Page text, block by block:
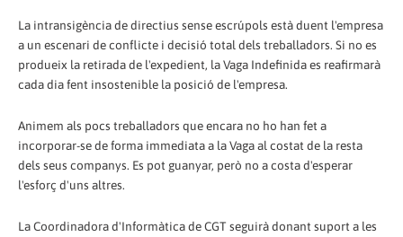
La intransigència de directius sense escrúpols està duent l'empresa
a un escenari de conflicte i decisió total dels treballadors. Si no es
produeix la retirada de l'expedient, la Vaga Indefinida es reafirmarà
cada dia fent insostenible la posició de l'empresa.
Animem als pocs treballadors que encara no ho han fet a
incorporar-se de forma immediata a la Vaga al costat de la resta
dels seus companys. Es pot guanyar, però no a costa d'esperar
l'esforç d'uns altres.
La Coordinadora d'Informàtica de CGT seguirà donant suport a les